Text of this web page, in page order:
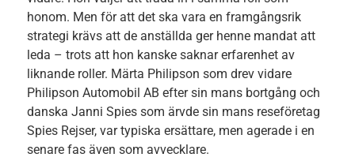
honom. Men för att det ska vara en framgångsrik
strategi krävs att de anställda ger henne mandat att
leda – trots att hon kanske saknar erfarenhet av
liknande roller. Märta Philipson som drev vidare
Philipson Automobil AB efter sin mans bortgång och
danska Janni Spies som ärvde sin mans reseföretag
Spies Rejser, var typiska ersättare, men agerade i en
senare fas även som avvecklare.